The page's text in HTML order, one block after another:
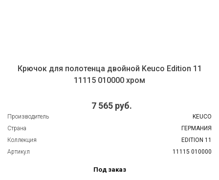
Крючок для полотенца двойной Keuco Edition 11
11115 010000 хром
7 565 руб.
Производитель
KEUCO
Страна
ГЕРМАНИЯ
Коллекция
EDITION 11
Артикул
11115 010000
Под заказ